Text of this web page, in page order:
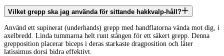
Vilket grepp ska jag använda för sittande hakkvalp-håll?
Använd ett supinerat (underhands) grepp med handflatorna vända mot dig, i
axelbredd. Linda tummarna helt runt stången för ett säkert grepp. Denna
grepposition placerar biceps i deras starkaste dragposition och låter
latissimus dorsi bidra effektivt.